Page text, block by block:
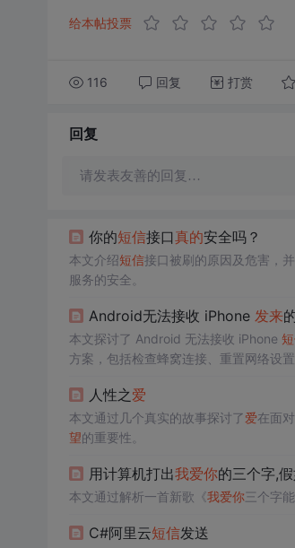
给本帖投票
116 回复 打赏
回复
请发表友善的回复…
你的短信接口真的安全吗？
本文介绍短信接口被刷的原因及危害，
服务的安全。
Android无法接收 iPhone 发来
本文探讨了 Android 无法接收 iPhone
方案，包括检查蜂窝连接、重置网络设
人性之爱
本文通过几个真实的故事探讨了爱在面
望的重要性。
用计算机打出我爱你的三个字,假
本文通过解析一首新歌《我爱你三个字
C#阿里云短信发送